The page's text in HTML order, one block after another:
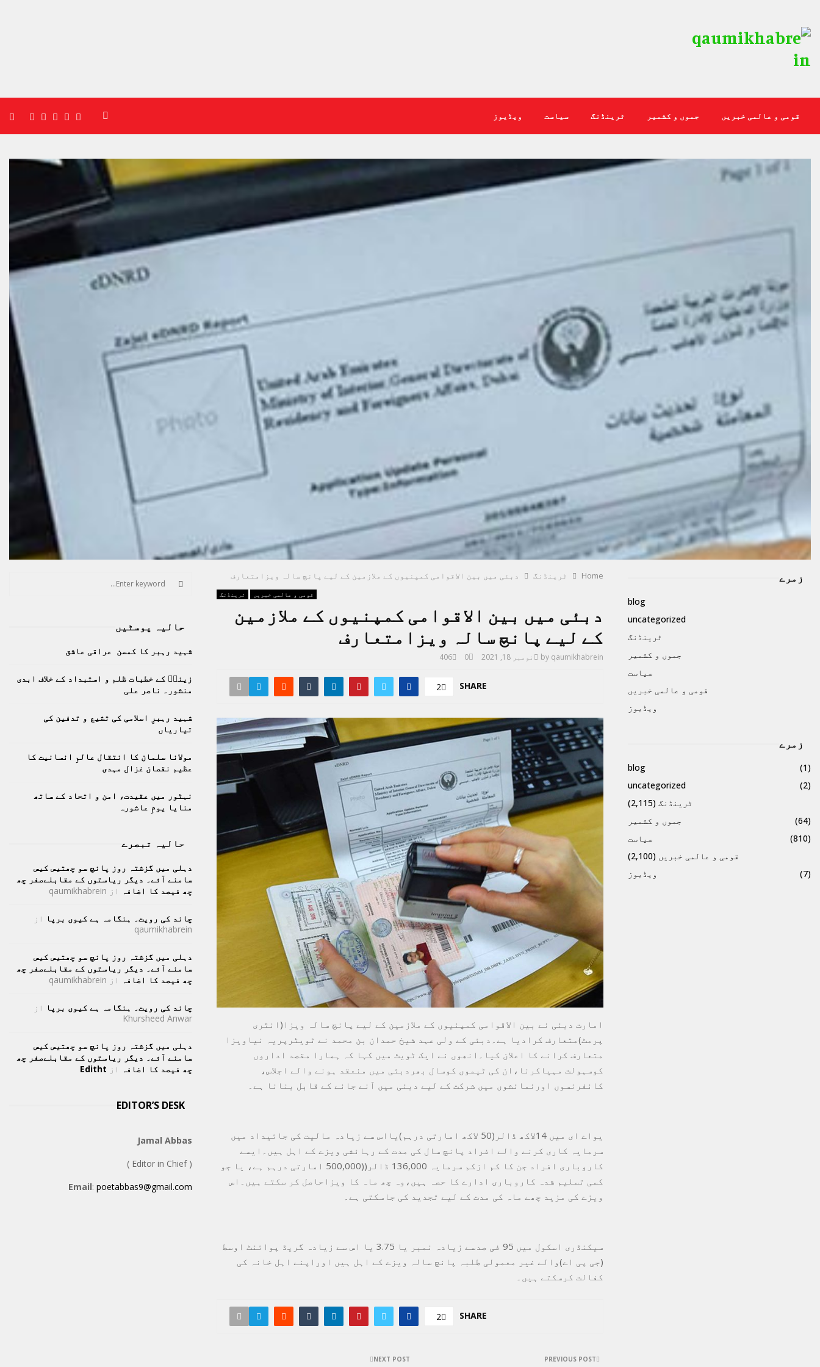
ویڈیوز سیاست ٹرینڈنگ جموں و کشمیر قومی و عالمی خبریں
Home ٹرینڈنگ دبئی میں بین الاقوامی کمپنیوں کے ملازمین کے لیے پانچ سالہ ویزامتعارف
ٹرینڈنگ قومی و عالمی خبریں
دبئی میں بین الاقوامی کمپنیوں کے ملازمین
کے لیے پانچ سالہ ویزامتعارف
by qaumikhabrein نومبر 18, 2021 0
406
SHARE
2
امارت دبئی نے بین الاقوامی کمپنیوں کے ملازمین کے لیے پانچ سالہ ویزا(انٹری
پرمٹ)متعارف کرادیا ہے۔دبئی کے ولی عہد شیخ حمدان بن محمد نے ٹویٹرپریہ نیاویزا
متعارف کرانے کا اعلان کیا۔انھوں نے ایک ٹویٹ میں کہا کہ ہمارا مقصد اداروں
کوسہولت مہیاکرنا،ان کی ٹیموں کوسال بھردبئی میں منعقد ہونے والے اجلاس،
کانفرنسوں اورنمائشوں میں شرکت کے لیے دبئی میں آنے جانے کے قابل بنانا ہے۔
یواے ای میں 14لاکھ ڈالر(50 لاکھ امارتی درہم)یااس سے زیادہ مالیت کی جائیداد میں
سرمایہ کاری کرنے والے افراد پانچ سال کی مدت کے رہائشی ویزے کے اہل ہیں۔ایسے
کاروباری افراد جن کا کم ازکم سرمایہ 136,000 ڈالر((500,000 امارتی درہم ہے، یا جو
کسی تسلیم شدہ کاروباری ادارے کا حصہ ہیں،وہ چھ ماہ کا ویزاحاصل کر سکتے ہیں۔اس
ویزے کی مزید چھے ماہ کی مدت کے لیے تجدید کی جاسکتی ہے۔
سیکنڈری اسکول میں 95 فی صدسے زیادہ نمبر یا 3.75 یا اس سے زیادہ گریڈ پوائنٹ اوسط
(جی پی اے)والے غیر معمولی طلبہ پانچ سالہ ویزے کے اہل ہیں اوراپنے اہل خانہ کی
کفالت کرسکتے ہیں۔
SHARE
2
PREVIOUS POST
NEXT POST
زمرے
blog
uncategorized
ٹرینڈنگ
جموں و کشمیر
سیاست
قومی و عالمی خبریں
ویڈیوز
زمرے
blog
(1)
uncategorized
(2)
ٹرینڈنگ (2,115)
جموں و کشمیر
(64)
سیاست
(810)
قومی و عالمی خبریں (2,100)
ویڈیوز
(7)
f
r
:
E
A
R
H
حالیہ پوسٹیں
شہید رہبر کا کمسن عراقی عاشق
زینبؑ کے خطبات ظلم و استبداد کے خلاف ابدی
منشور۔ ناصر علی
شہید رہبرِ اسلامی کی تشیع و تدفین کی
تیاریاں
مولانا سلمان کا انتقال عالمِ انسانیت کا
عظیم نقصان غزال مہدی
نہٹور میں عقیدت، امن و اتحاد کے ساتھ
منایا یومِ عاشورہ
حالیہ تبصرے
دہلی میں گزشتہ روز پانچ سو چھتیس کیس
سامنے آئے۔ دیگر ریاستوں کے مقابلےصفر چھ
چھ فیصد کا اضافہ از qaumikhabrein
چاند کی رویت۔ ہنگامہ ہے کیوں برپا از
qaumikhabrein
دہلی میں گزشتہ روز پانچ سو چھتیس کیس
سامنے آئے۔ دیگر ریاستوں کے مقابلےصفر چھ
چھ فیصد کا اضافہ از qaumikhabrein
چاند کی رویت۔ ہنگامہ ہے کیوں برپا از
Khursheed Anwar
دہلی میں گزشتہ روز پانچ سو چھتیس کیس
سامنے آئے۔ دیگر ریاستوں کے مقابلےصفر چھ
چھ فیصد کا اضافہ از Editht
EDITOR’S DESK
Jamal Abbas
( Editor in Chief )
Email: poetabbas9@gmail.com